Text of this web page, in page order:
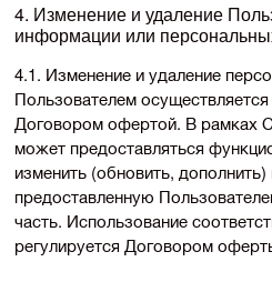
4. Изменение и удаление
информации или
4.1. Изменение и удаление
Пользователем
Договором офертой. В рамках
может предоставляться
изменить (обновить, дополнить)
предоставленную
часть. Использование
регулируется Договором